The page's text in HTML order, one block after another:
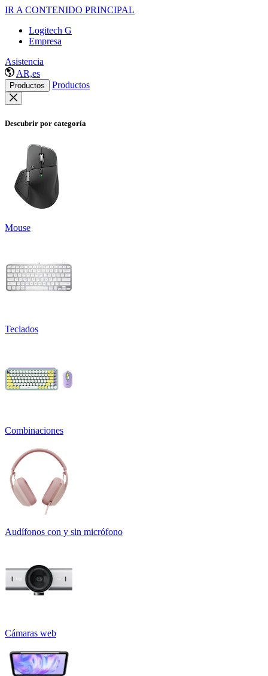
IR A CONTENIDO PRINCIPAL
Logitech G
Empresa
Asistencia
AR,es
Productos Productos
Descubrir por categoría
Mouse
Teclados
Combinaciones
Audífonos con y sin micrófono
Cámaras web